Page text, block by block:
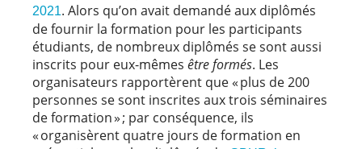
2021. Alors qu’on avait demandé aux diplômés
de fournir la formation pour les participants
étudiants, de nombreux diplômés se sont aussi
inscrits pour eux-mêmes être formés. Les
organisateurs rapportèrent que « plus de 200
personnes se sont inscrites aux trois séminaires
de formation » ; par conséquence, ils
« organisèrent quatre jours de formation en